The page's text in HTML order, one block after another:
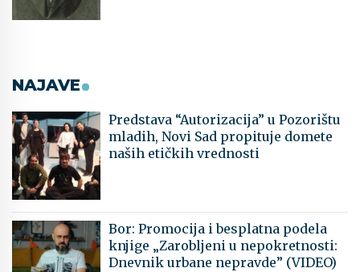
NAJAVE
Predstava “Autorizacija” u Pozorištu
mladih, Novi Sad propituje domete
naših etičkih vrednosti
Bor: Promocija i besplatna podela
knjige „Zarobljeni u nepokretnosti:
Dnevnik urbane nepravde” (VIDEO)